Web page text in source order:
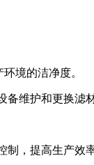
境的洁净度。
维护和更换滤
，提高生产效